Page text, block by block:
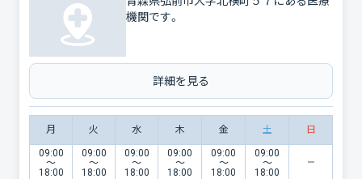
機関です。
詳細を見る
月 火 水 木 金 土 日
09:00
〜
18:00
09:00
〜
18:00
09:00
〜
18:00
09:00
〜
18:00
09:00
〜
18:00
09:00
〜
18:00